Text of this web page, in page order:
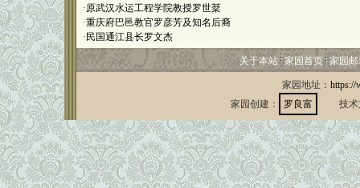
·原武汉水运工程学院教授罗世棻
·重庆府巴邑教官罗彦芳及知名后裔
· 民国通江县长罗文杰
关于本站 家园首页 家园
家园地址： https://
家园创建：
罗良富 技术